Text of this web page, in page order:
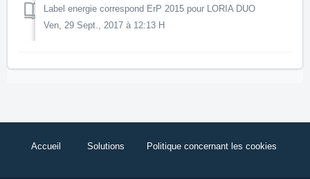
Label energie correspond ErP 2015 pour LORIA DUO
Ven, 29 Sept., 2017 à 12:13 H
Accueil Solutions Politique concernant les cookies